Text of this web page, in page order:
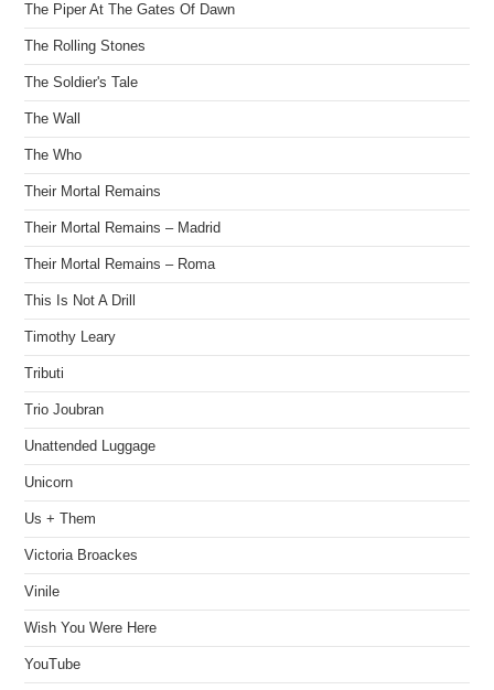
The Piper At The Gates Of Dawn
The Rolling Stones
The Soldier's Tale
The Wall
The Who
Their Mortal Remains
Their Mortal Remains – Madrid
Their Mortal Remains – Roma
This Is Not A Drill
Timothy Leary
Tributi
Trio Joubran
Unattended Luggage
Unicorn
Us + Them
Victoria Broackes
Vinile
Wish You Were Here
YouTube